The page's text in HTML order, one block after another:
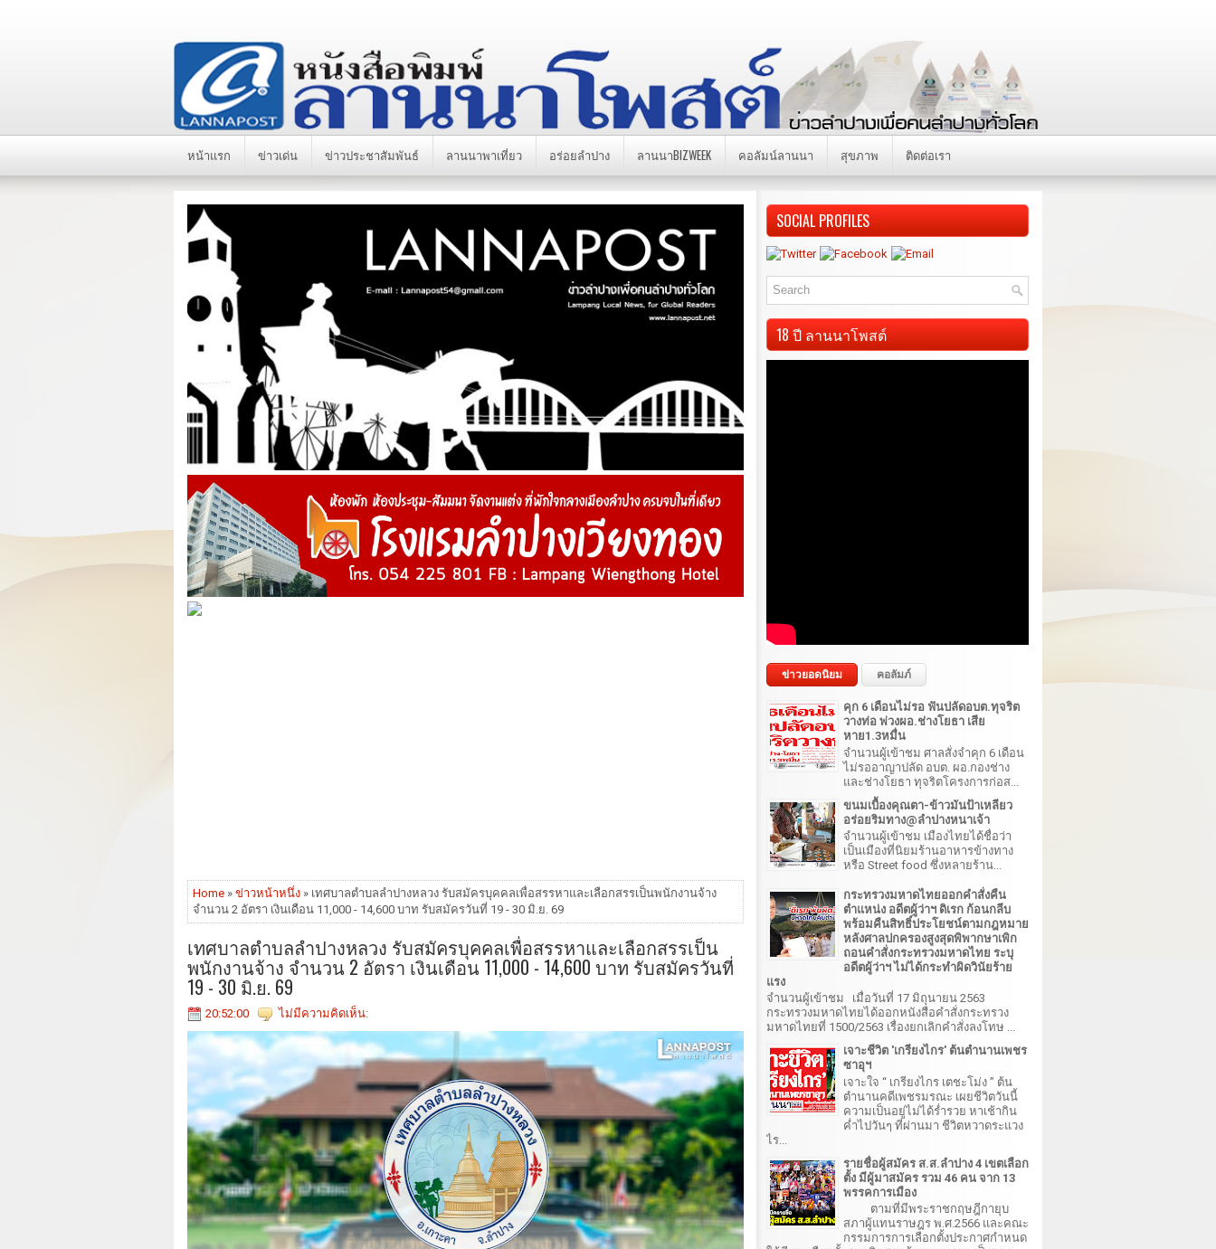
หน้าแรก ข่าวเด่น ข่าวประชาสัมพันธ์ ลานนาพาเที่ยว อร่อยลำปาง ลานนาBIZWEEK คอลัมน์ลานนา สุขภาพ ติดต่อเรา
Home » ข่าวหน้าหนึ่ง » เทศบาลตำบลลำปางหลวง รับสมัครบุคคลเพื่อสรรหาและเลือกสรรเป็นพนักงานจ้าง
จำนวน 2 อัตรา เงินเดือน 11,000 - 14,600 บาท รับสมัครวันที่ 19 - 30 มิ.ย. 69
เทศบาลตำบลลำปางหลวง รับสมัครบุคคลเพื่อสรรหาและเลือกสรรเป็น
พนักงานจ้าง จำนวน 2 อัตรา เงินเดือน 11,000 - 14,600 บาท รับสมัครวันที่
19 - 30 มิ.ย. 69
20:52:00 ไม่มีความคิดเห็น:
SOCIAL PROFILES
18 ปี ลานนาโพสต์
ข่าวยอดนิยม คอลัมภ์
คุก 6 เดือนไม่รอ ฟันปลัดอบต.ทุจริต
วางท่อ พ่วงผอ.ช่างโยธา เสีย
หาย1.3หมื่น
จำนวนผู้เข้าชม ศาลสั่งจำคุก 6 เดือน
ไม่รออาญาปลัด อบต. ผอ.กองช่าง
และช่างโยธา ทุจริตโครงการก่อส...
ขนมเบื้องคุณตา-ข้าวมันป้าเหลียว
อร่อยริมทาง@ลำปางหนาเจ้า
จำนวนผู้เข้าชม เมืองไทยได้ชื่อว่า
เป็นเมืองที่นิยมร้านอาหารข้างทาง
หรือ Street food ซึ่งหลายร้าน...
กระทรวงมหาดไทยออกคำสั่งคืน
ตำแหน่ง อดีตผู้ว่าฯ ดิเรก ก้อนกลีบ
พร้อมคืนสิทธิ์ประโยชน์ตามกฎหมาย
หลังศาลปกครองสูงสุดพิพากษาเพิก
ถอนคำสั่งกระทรวงมหาดไทย ระบุ
อดีตผู้ว่าฯ ไม่ได้กระทำผิดวินัยร้าย
แรง
จำนวนผู้เข้าชม เมื่อวันที่ 17 มิถุนายน 2563
กระทรวงมหาดไทยได้ออกหนังสือคำสั่งกระทรวง
มหาดไทยที่ 1500/2563 เรื่องยกเลิกคำสั่งลงโทษ ...
เจาะชีวิต 'เกรียงไกร' ต้นตำนานเพชร
ซาอุฯ
เจาะใจ “ เกรียงไกร เตชะโม่ง ” ต้น
ตำนานคดีเพชรมรณะ เผยชีวิตวันนี้
ความเป็นอยู่ไม่ได้ร่ำรวย หาเช้ากิน
ค่ำไปวันๆ ที่ผ่านมา ชีวิตหวาดระแวง
ไร...
รายชื่อผู้สมัคร ส.ส.ลำปาง 4 เขตเลือก
ตั้ง มีผู้มาสมัคร รวม 46 คน จาก 13
พรรคการเมือง
ตามที่มีพระราชกฤษฎีกายุบ
สภาผู้แทนราษฎร พ.ศ.2566 และคณะ
กรรมการการเลือกตั้งประกาศกำหนด